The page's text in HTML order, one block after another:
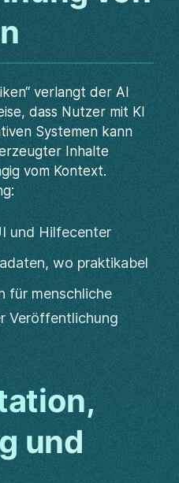
verlangt der AI
dass Nutzer mit KI
Systemen kann
Inhalte
vom Kontext.
und Hilfecenter
wo praktikabel
für menschliche
Veröffentlichung
und